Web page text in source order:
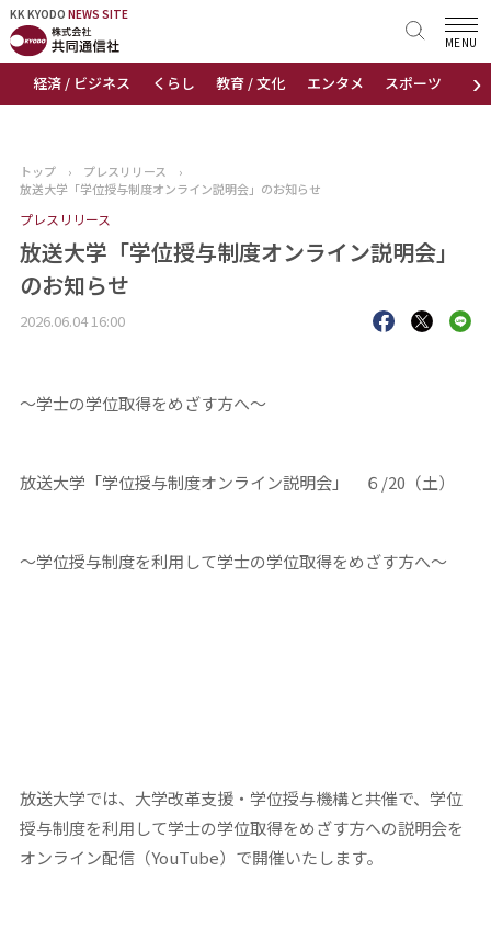
KK KYODO NEWS SITE
›
経済 / ビジネス くらし 教育 / 文化 エンタメ スポーツ 地域
MENU
KK KYODONEWS SITE
トップページ
ニュース
おすすめコンテンツ
出版物
トップ › プレスリリース
›
放送大学「学位授与制度オンライン説明会」のお知らせ
プレスリリース
放送大学「学位授与制度オンライン説明会」
のお知らせ
2026.06.04 16:00
～学士の学位取得をめざす方へ～
放送大学「学位授与制度オンライン説明会」 ６/20（土）
～学位授与制度を利用して学士の学位取得をめざす方へ～
放送大学では、大学改革支援・学位授与機構と共催で、学位
授与制度を利用して学士の学位取得をめざす方への説明会を
オンライン配信（YouTube）で開催いたします。